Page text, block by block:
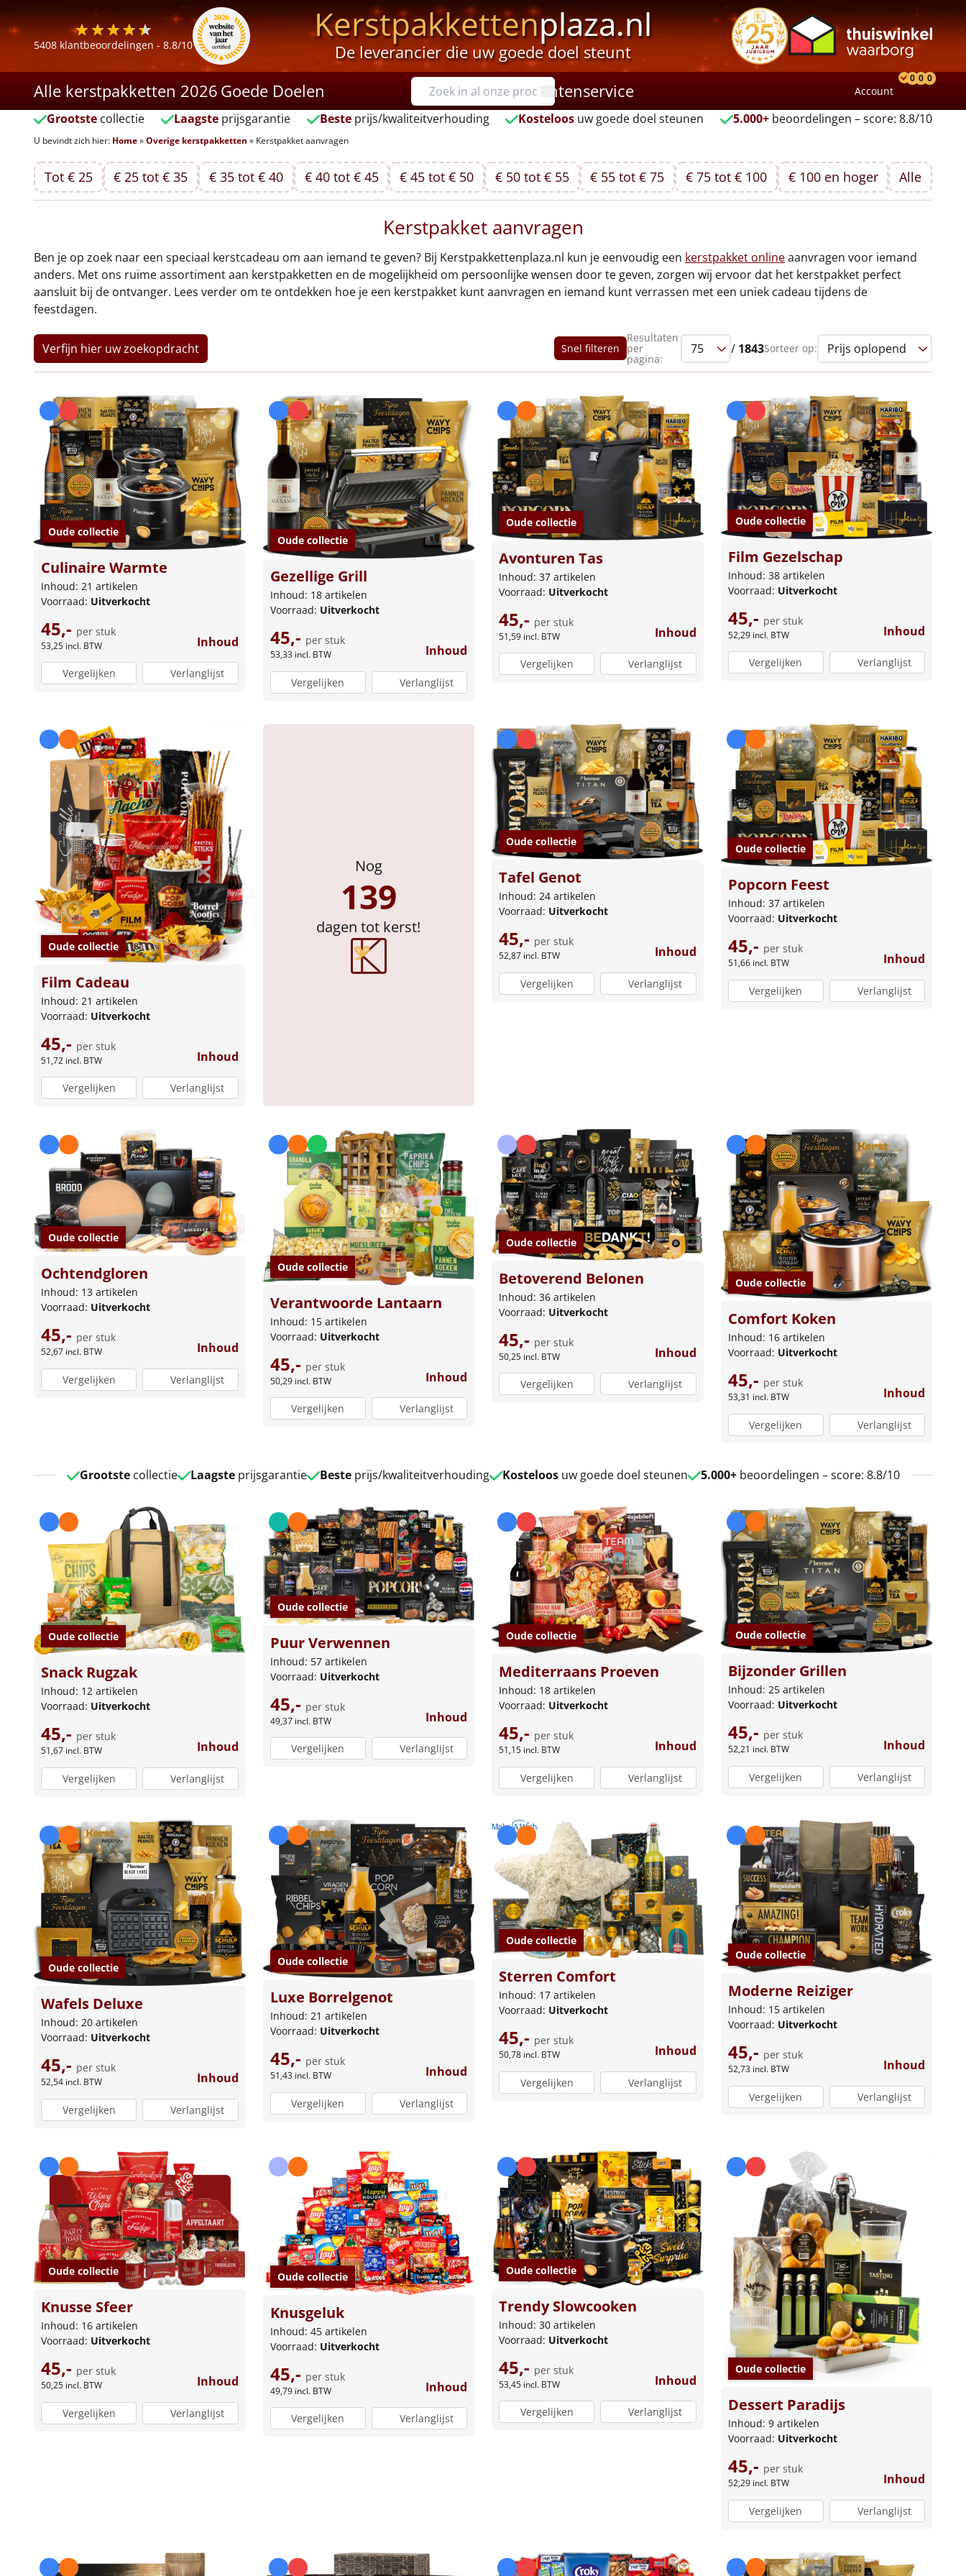
5408 klantbeoordelingen - 8.8/10 Kerstpakkettenplaza.nl
De leverancier die uw goede doel steunt
Alle kerstpakketten 2026 Goede Doelen Klantenservice Account
0 0 0
Grootste collectie Laagsteprijsgarantie Besteprijs/kwaliteitverhouding Kosteloos uw goede doel steunen 5.000+ beoordelingen – score: 8.8/10
U bevindt zich hier: Home»Overige kerstpakketten » Kerstpakket aanvragen
Tot € 25 € 25 tot € 35 € 35 tot € 40 € 40 tot € 45 € 45 tot € 50 € 50 tot € 55 € 55 tot € 75 € 75 tot € 100 € 100 en hoger Alle
Kerstpakket aanvragen
Ben je op zoek naar een speciaal kerstcadeau om aan iemand te geven? Bij Kerstpakkettenplaza.nl kun je eenvoudig een kerstpakket onlineaanvragen voor iemand
anders. Met ons ruime assortiment aan kerstpakketten en de mogelijkheid om persoonlijke wensen door te geven, zorgen wij ervoor dat het kerstpakket perfect
aansluit bij de ontvanger. Lees verder om te ontdekken hoe je een kerstpakket kunt aanvragen en iemand kunt verrassen met een uniek cadeau tijdens de
feestdagen.
Verfijn hier uw zoekopdracht Snel filteren
Resultaten
per
pagina:
/ 1843Sorteer op:
Oude collectie
Culinaire Warmte
Inhoud: 21 artikelen
Voorraad: Uitverkocht
45,- per stuk
53,25 incl. BTW Inhoud
Vergelijken Verlanglijst
Oude collectie
Gezellige Grill
Inhoud: 18 artikelen
Voorraad: Uitverkocht
45,- per stuk
53,33 incl. BTW Inhoud
Vergelijken Verlanglijst
Oude collectie
Avonturen Tas
Inhoud: 37 artikelen
Voorraad: Uitverkocht
45,- per stuk
51,59 incl. BTW Inhoud
Vergelijken Verlanglijst
Oude collectie
Film Gezelschap
Inhoud: 38 artikelen
Voorraad: Uitverkocht
45,- per stuk
52,29 incl. BTW Inhoud
Vergelijken Verlanglijst
Oude collectie
Film Cadeau
Inhoud: 21 artikelen
Voorraad: Uitverkocht
45,- per stuk
51,72 incl. BTW Inhoud
Vergelijken Verlanglijst
Nog
139
dagen tot kerst!
Oude collectie
Tafel Genot
Inhoud: 24 artikelen
Voorraad: Uitverkocht
45,- per stuk
52,87 incl. BTW Inhoud
Vergelijken Verlanglijst
Oude collectie
Popcorn Feest
Inhoud: 37 artikelen
Voorraad: Uitverkocht
45,- per stuk
51,66 incl. BTW Inhoud
Vergelijken Verlanglijst
Oude collectie
Ochtendgloren
Inhoud: 13 artikelen
Voorraad: Uitverkocht
45,- per stuk
52,67 incl. BTW Inhoud
Vergelijken Verlanglijst
Oude collectie
Verantwoorde Lantaarn
Inhoud: 15 artikelen
Voorraad: Uitverkocht
45,- per stuk
50,29 incl. BTW Inhoud
Vergelijken Verlanglijst
Oude collectie
Betoverend Belonen
Inhoud: 36 artikelen
Voorraad: Uitverkocht
45,- per stuk
50,25 incl. BTW Inhoud
Vergelijken Verlanglijst
Oude collectie
Comfort Koken
Inhoud: 16 artikelen
Voorraad: Uitverkocht
45,- per stuk
53,31 incl. BTW Inhoud
Vergelijken Verlanglijst
Oude collectie
Snack Rugzak
Inhoud: 12 artikelen
Voorraad: Uitverkocht
45,- per stuk
51,67 incl. BTW Inhoud
Vergelijken Verlanglijst
Oude collectie
Puur Verwennen
Inhoud: 57 artikelen
Voorraad: Uitverkocht
45,- per stuk
49,37 incl. BTW Inhoud
Vergelijken Verlanglijst
Oude collectie
Mediterraans Proeven
Inhoud: 18 artikelen
Voorraad: Uitverkocht
45,- per stuk
51,15 incl. BTW Inhoud
Vergelijken Verlanglijst
Oude collectie
Bijzonder Grillen
Inhoud: 25 artikelen
Voorraad: Uitverkocht
45,- per stuk
52,21 incl. BTW Inhoud
Vergelijken Verlanglijst
Oude collectie
Wafels Deluxe
Inhoud: 20 artikelen
Voorraad: Uitverkocht
45,- per stuk
52,54 incl. BTW Inhoud
Vergelijken Verlanglijst
Oude collectie
Luxe Borrelgenot
Inhoud: 21 artikelen
Voorraad: Uitverkocht
45,- per stuk
51,43 incl. BTW Inhoud
Vergelijken Verlanglijst
Oude collectie
Sterren Comfort
Inhoud: 17 artikelen
Voorraad: Uitverkocht
45,- per stuk
50,78 incl. BTW Inhoud
Vergelijken Verlanglijst
Oude collectie
Moderne Reiziger
Inhoud: 15 artikelen
Voorraad: Uitverkocht
45,- per stuk
52,73 incl. BTW Inhoud
Vergelijken Verlanglijst
Oude collectie
Knusse Sfeer
Inhoud: 16 artikelen
Voorraad: Uitverkocht
45,- per stuk
50,25 incl. BTW Inhoud
Vergelijken Verlanglijst
Oude collectie
Knusgeluk
Inhoud: 45 artikelen
Voorraad: Uitverkocht
45,- per stuk
49,79 incl. BTW Inhoud
Vergelijken Verlanglijst
Oude collectie
Trendy Slowcooken
Inhoud: 30 artikelen
Voorraad: Uitverkocht
45,- per stuk
53,45 incl. BTW Inhoud
Vergelijken Verlanglijst
Oude collectie
Dessert Paradijs
Inhoud: 9 artikelen
Voorraad: Uitverkocht
45,- per stuk
52,29 incl. BTW Inhoud
Vergelijken Verlanglijst
Grootstecollectie Laagsteprijsgarantie Besteprijs/kwaliteitverhouding Kosteloosuw goede doel steunen 5.000+beoordelingen – score: 8.8/10